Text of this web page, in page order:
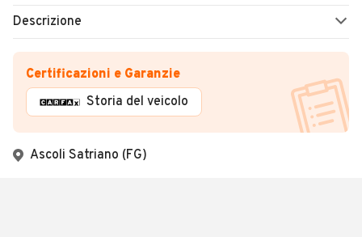
Descrizione
Certificazioni e Garanzie
Storia del veicolo
Ascoli Satriano (FG)